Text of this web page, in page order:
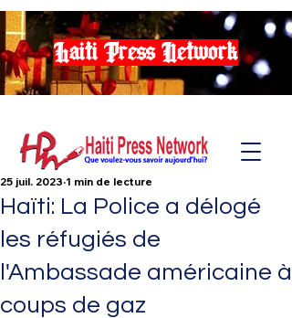
Haiti Press Network
Haïti: La Police a délogé
les réfugiés de
l'Ambassade américaine à
coups de gaz
25 juil. 2023 1 min de lecture